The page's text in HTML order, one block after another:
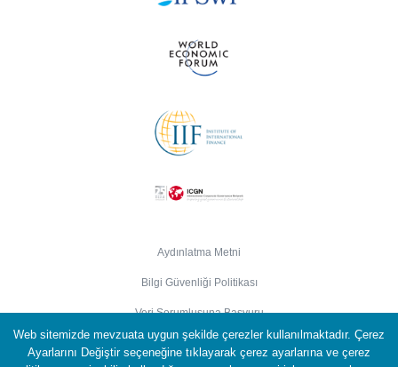
Web sitemizde mevzuata uygun şekilde çerezler kullanılmaktadır. Çerez
Ayarlarını Değiştir seçeneğine tıklayarak çerez ayarlarına ve çerez
Aydınlatma Metni
Bilgi Güvenliği Politikası
Veri Sorumlusuna Başvuru
Çerez Politikası